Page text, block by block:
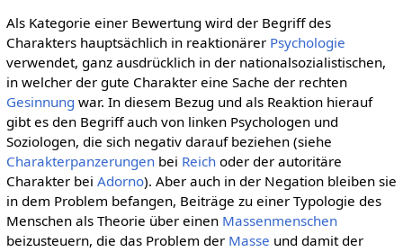
Als Kategorie einer Bewertung wird der Begriff des
Charakters hauptsächlich in reaktionärer Psychologie
verwendet, ganz ausdrücklich in der nationalsozialistischen,
in welcher der gute Charakter eine Sache der rechten
Gesinnung war. In diesem Bezug und als Reaktion hierauf
gibt es den Begriff auch von linken Psychologen und
Soziologen, die sich negativ darauf beziehen (siehe
Charakterpanzerungenbei Reichoder der autoritäre
Charakter bei Adorno). Aber auch in der Negation bleiben sie
in dem Problem befangen, Beiträge zu einer Typologie des
Menschen als Theorie über einen Massenmenschen
beizusteuern, die das Problem der Masse und damit der